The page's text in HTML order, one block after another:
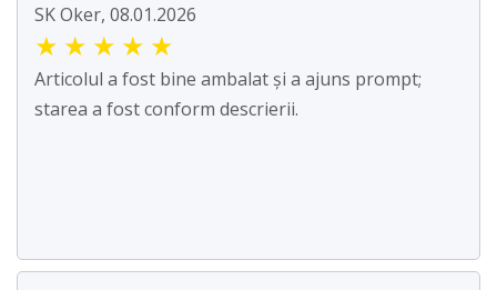
SK Oker, 08.01.2026
★ ★ ★ ★ ★
Articolul a fost bine ambalat și a ajuns prompt;
starea a fost conform descrierii.